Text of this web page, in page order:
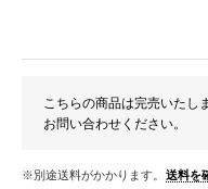
こちらの商品は完売いたし
お問い合わせください。
※別途送料がかかります。 送料を